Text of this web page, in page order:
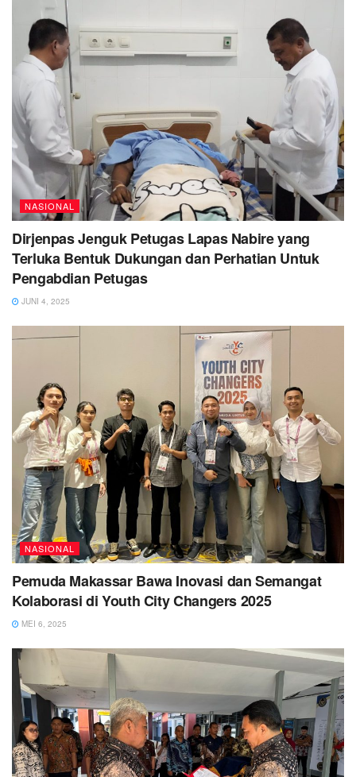
NASIONAL
Dirjenpas Jenguk Petugas Lapas Nabire yang
Terluka Bentuk Dukungan dan Perhatian Untuk
Pengabdian Petugas
JUNI 4, 2025
NASIONAL
Pemuda Makassar Bawa Inovasi dan Semangat
Kolaborasi di Youth City Changers 2025
MEI 6, 2025